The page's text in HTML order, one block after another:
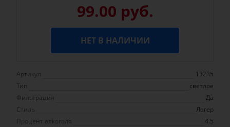
99.00 руб.
НЕТ В НАЛИЧИИ
Артикул
13235
Тип
светлое
Фильтрация
Да
Стиль
Лагер
Процент алкоголя
4.5